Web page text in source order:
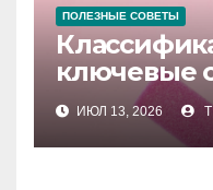
ПОЛЕЗНЫЕ СОВЕТЫ
ключевые
лаков для
ИЮЛ 13, 2026